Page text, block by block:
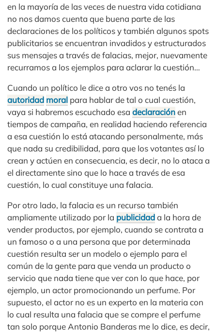
en la mayoría de las veces de nuestra vida cotidiana
no nos damos cuenta que buena parte de las
declaraciones de los políticos y también algunos spots
publicitarios se encuentran invadidos y estructurados
sus mensajes a través de falacias, mejor, nuevamente
recurramos a los ejemplos para aclarar la cuestión…
Cuando un político le dice a otro vos no tenés la
autoridad moral para hablar de tal o cual cuestión,
vaya si habremos escuchado esa declaraciónen
tiempos de campaña, en realidad haciendo referencia
a esa cuestión lo está atacando personalmente, más
que nada su credibilidad, para que los votantes así lo
crean y actúen en consecuencia, es decir, no lo ataca a
el directamente sino que lo hace a través de esa
cuestión, lo cual constituye una falacia.
Por otro lado, la falacia es un recurso también
ampliamente utilizado por la publicidada la hora de
vender productos, por ejemplo, cuando se contrata a
un famoso o a una persona que por determinada
cuestión resulta ser un modelo o ejemplo para el
común de la gente para que venda un producto o
servicio que nada tiene que ver con lo que hace, por
ejemplo, un actor promocionando un perfume. Por
supuesto, el actor no es un experto en la materia con
lo cual resulta una falacia que se compre el perfume
tan solo porque Antonio Banderas me lo dice, es decir,